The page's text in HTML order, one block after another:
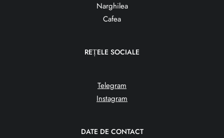
Narghilea
Cafea
REȚELE SOCIALE
Telegram
Instagram
DATE DE CONTACT